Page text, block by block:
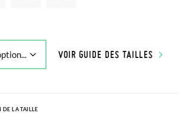
VOIR GUIDE DES TAILLES
DE LA TAILLE